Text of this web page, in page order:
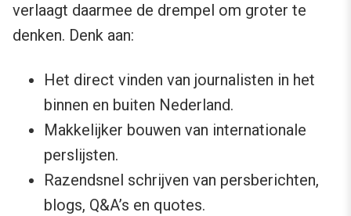
verlaagt daarmee de drempel om groter te
denken. Denk aan:
Het direct vinden van journalisten in het
binnen en buiten Nederland.
Makkelijker bouwen van internationale
perslijsten.
Razendsnel schrijven van persberichten,
blogs, Q&A’s en quotes.